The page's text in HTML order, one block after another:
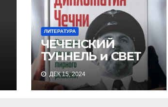
ЛИТЕРАТУРА
ЧЕЧЕНСКИЙ
ТУННЕЛЬ и СВЕТ
ДЕК 15, 2024